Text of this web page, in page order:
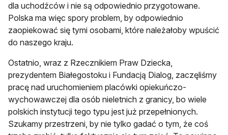
dla uchodźców i nie są odpowiednio przygotowane.
Polska ma więc spory problem, by odpowiednio
zaopiekować się tymi osobami, które należałoby wpuścić
do naszego kraju.
Ostatnio, wraz z Rzecznikiem Praw Dziecka,
prezydentem Białegostoku i Fundacją Dialog, zaczęliśmy
pracę nad uruchomieniem placówki opiekuńczo-
wychowawczej dla osób nieletnich z granicy, bo wiele
polskich instytucji tego typu jest już przepełnionych.
Szukamy przestrzeni, by nie tylko gadać o tym, że coś